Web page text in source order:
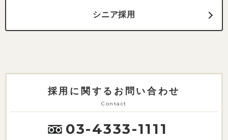
シニア採用
採用に関するお問い合わせ
Contact
03-4333-1111